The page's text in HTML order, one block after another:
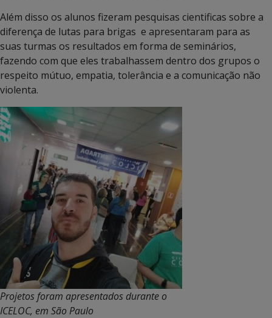
Além disso os alunos fizeram pesquisas cientificas sobre a
diferença de lutas para brigas e apresentaram para as
suas turmas os resultados em forma de seminários,
fazendo com que eles trabalhassem dentro dos grupos o
respeito mútuo, empatia, tolerância e a comunicação não
violenta.
Projetos foram apresentados durante o
ICELOC, em São Paulo